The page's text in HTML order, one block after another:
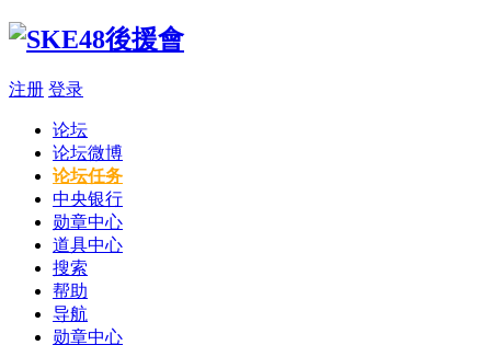
注册 登录
论坛
论坛微博
论坛任务
中央银行
勋章中心
道具中心
搜索
帮助
导航
勋章中心